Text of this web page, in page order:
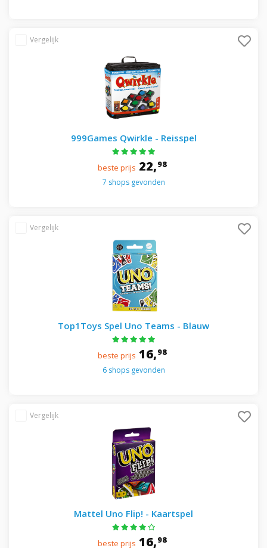
999Games Qwirkle - Reisspel
beste prijs 22,98
7 shops gevonden
Top1Toys Spel Uno Teams - Blauw
beste prijs 16,98
6 shops gevonden
Mattel Uno Flip! - Kaartspel
beste prijs 16,98